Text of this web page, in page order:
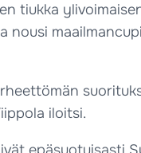
tiukka
nousi
iloitsi.